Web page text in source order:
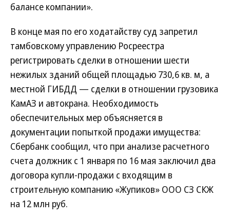
балансе компании».
В конце мая по его ходатайству суд запретил
тамбовскому управлению Росреестра
регистрировать сделки в отношении шести
нежилых зданий общей площадью 730,6 кв. м, а
местной ГИБДД — сделки в отношении грузовика
КамАЗ и автокрана. Необходимость
обеспечительных мер объясняется в
документации попыткой продажи имущества:
Сбербанк сообщил, что при анализе расчетного
счета должник с 1 января по 16 мая заключил два
договора купли-продажи с входящим в
строительную компанию «Жупиков» ООО СЗ СКЖ
на 12 млн руб.